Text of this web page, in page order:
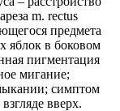
m. rectus
предмета
яблок в боковом
пигментация
мигание;
симптом
вверх.